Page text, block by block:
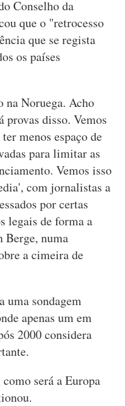
Conselho da
que o "retrocesso
que se regista
os países
na Noruega. Acho
provas disso. Vemos
menos espaço de
para limitar as
Vemos isso
com jornalistas a
por certas
legais de forma a
numa
a cimeira de
uma sondagem
apenas um em
2000 considera
será a Europa